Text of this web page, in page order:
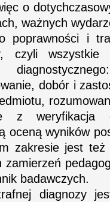
o
ważnych
poprawności i
czyli wszystkie
dobór i
z weryfikacja
oceną wyników
zakresie jest
badawczych.
diagnozy